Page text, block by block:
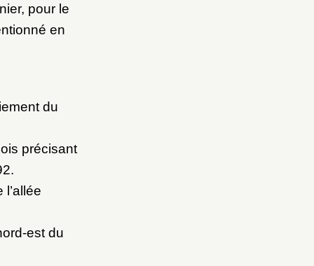
pour le
en
du
précisant
est du